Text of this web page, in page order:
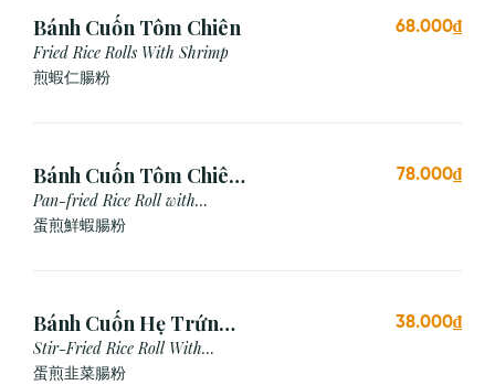
Bánh Cuốn Tôm Chiên
Fried Rice Rolls With Shrimp
煎蝦仁腸粉
68.000₫
Bánh Cuốn Tôm Chiên
Trứng
Pan-fried Rice Roll with
Shrimp & Egg
蛋煎鮮蝦腸粉
78.000₫
Bánh Cuốn Hẹ Trứng
Xào
Stir-Fried Rice Roll With
Chives & Egg
蛋煎⾲菜腸粉
38.000₫